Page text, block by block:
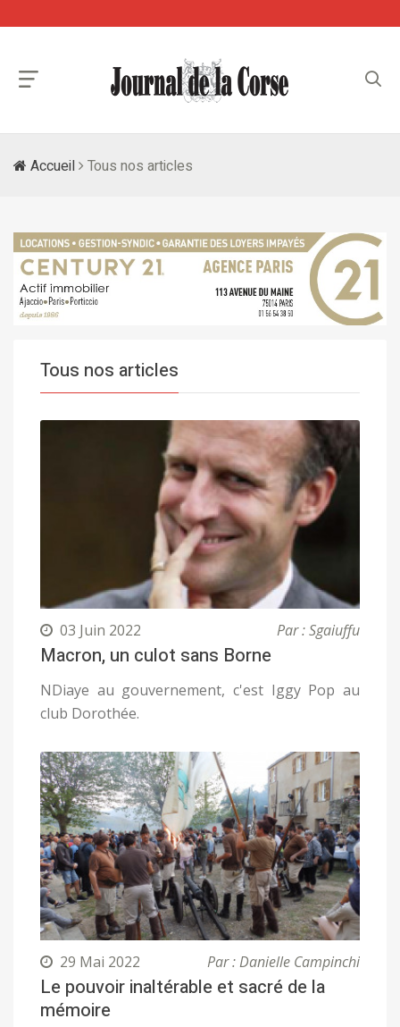
Accueil Tous nos articles
Tous nos articles
03 Juin 2022 Par : Sgaiuffu
Macron, un culot sans Borne
NDiaye au gouvernement, c'est Iggy Pop au
club Dorothée.
29 Mai 2022 Par : Danielle Campinchi
Le pouvoir inaltérable et sacré de la
mémoire